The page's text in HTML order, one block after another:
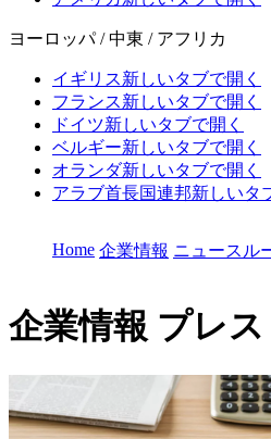
ヨーロッパ / 中東 / アフリカ
イギリス新しいタブで開く
フランス新しいタブで開く
ドイツ新しいタブで開く
ベルギー新しいタブで開く
オランダ新しいタブで開く
アラブ首長国連邦新しいタ
Home 企業情報 ニュースル
企業情報 プレ